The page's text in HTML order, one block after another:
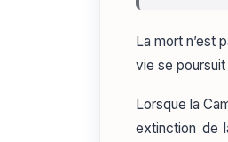
La mort n’est
vie se
Lorsque la
extinction de